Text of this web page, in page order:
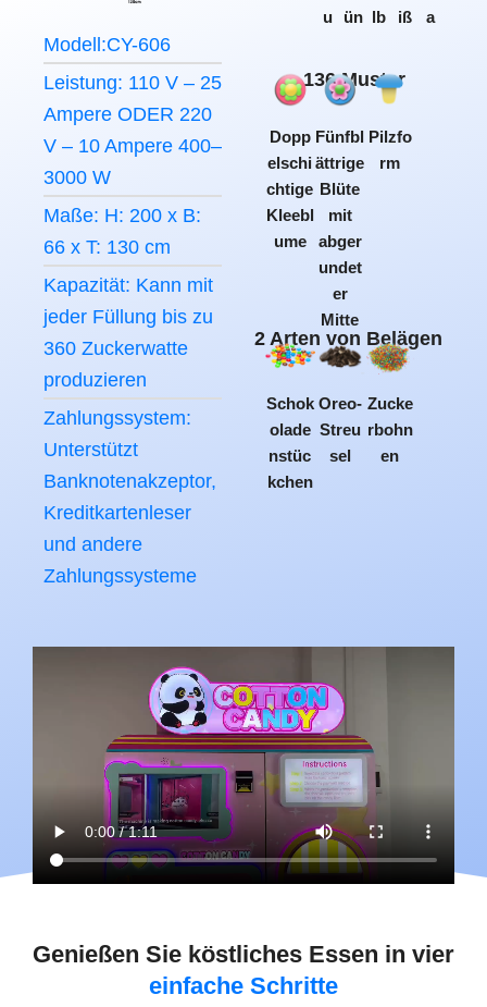
Modell:CY-606
Leistung: 110 V – 25
Ampere ODER 220
V – 10 Ampere 400–
3000 W
Maße: H: 200 x B:
66 x T: 130 cm
Kapazität: Kann mit
jeder Füllung bis zu
360 Zuckerwatte
produzieren
Zahlungssystem:
Unterstützt
Banknotenakzeptor,
Kreditkartenleser
und andere
Zahlungssysteme
u
ün
lb
iß
a
136 Muster
Dopp
elschi
chtige
Kleebl
ume
Fünfbl
ättrige
Blüte
mit
abger
undet
er
Mitte
Pilzfo
rm
2 Arten von Belägen
Schok
olade
nstüc
kchen
Oreo-
Streu
sel
Zucke
rbohn
en
Genießen Sie köstliches Essen in vier
einfache Schritte